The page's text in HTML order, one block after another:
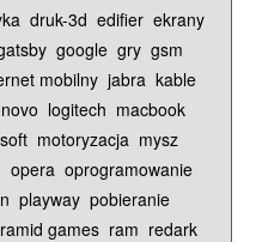
druk-3d edifier ekrany
google gry gsm
mobilny jabra kable
logitech macbook
motoryzacja mysz
opera oprogramowanie
playway pobieranie
games ram redark